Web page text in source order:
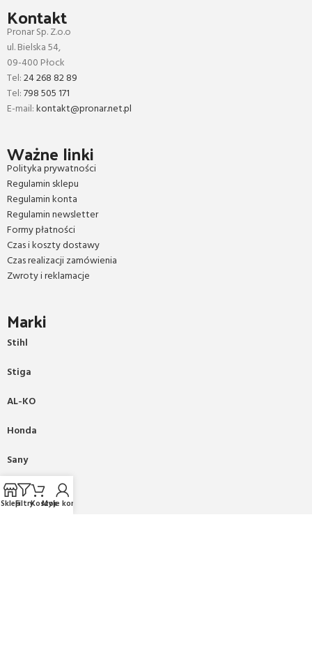
Kontakt
Pronar Sp. Z.o.o
ul. Bielska 54,
09-400 Płock
Tel:24 268 82 89
Tel:798 505 171
E-mail:kontakt@pronar.net.pl
Ważne linki
Polityka prywatności
Regulamin sklepu
Regulamin konta
Regulamin newsletter
Formy płatności
Czas i koszty dostawy
Czas realizacji zamówienia
Zwroty i reklamacje
Marki
Stihl
Stiga
AL-KO
Honda
Sany
Kioti
SklepFiltryKoszyk
Moje konto